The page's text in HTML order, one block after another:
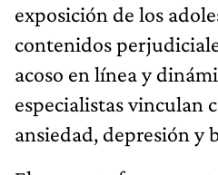
exposición de los
contenidos
acoso en línea y
especialistas vinculan
ansiedad, depresión y